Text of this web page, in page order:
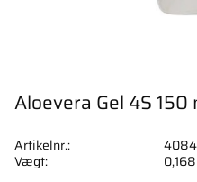
Aloevera Gel 4S 150
Artikelnr.
4084
Vægt